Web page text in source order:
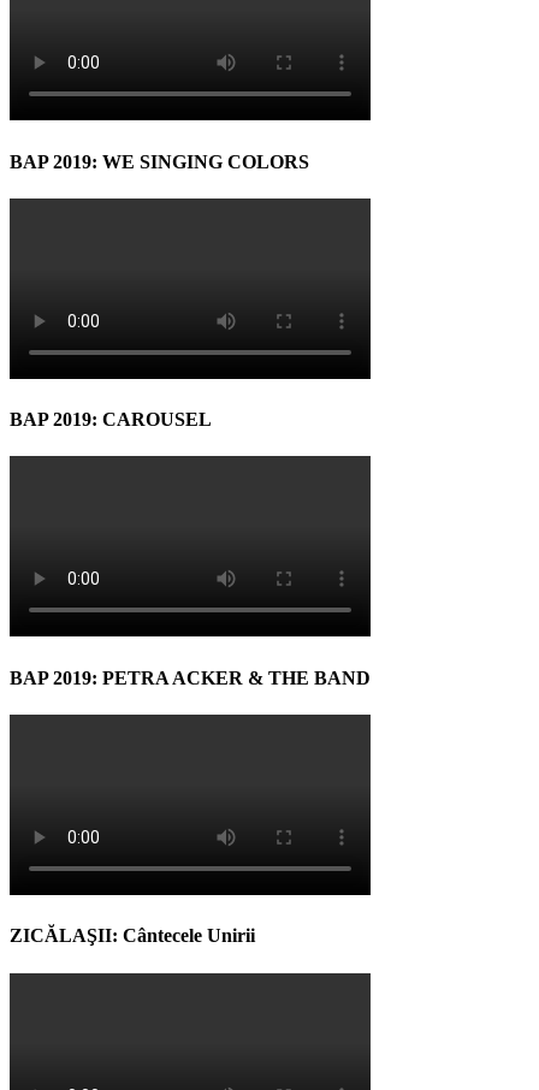
BAP 2019: WE SINGING COLORS
BAP 2019: CAROUSEL
BAP 2019: PETRA ACKER & THE BAND
ZICĂLAŞII: Cântecele Unirii